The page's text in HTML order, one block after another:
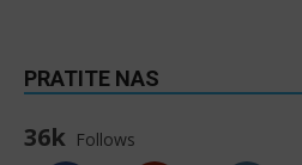
PRATITE NAS
36k Follows